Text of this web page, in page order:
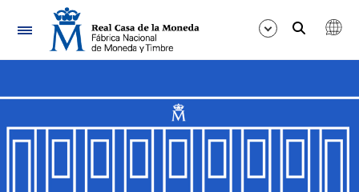
Nabigazioa
Erakutsi/Ezkutatu